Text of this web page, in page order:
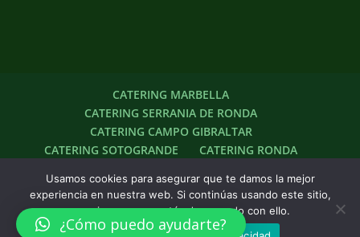
CATERING MARBELLA
CATERING SERRANIA DE RONDA
CATERING CAMPO GIBRALTAR
CATERING SOTOGRANDE
CATERING RONDA
2017Diseño Paginas Web Marbella
¿Cómo puedo ayudarte?
Usamos cookies para asegurar que te damos la mejor
experiencia en nuestra web. Si continúas usando este sitio,
asumiremos que estás de acuerdo con ello.